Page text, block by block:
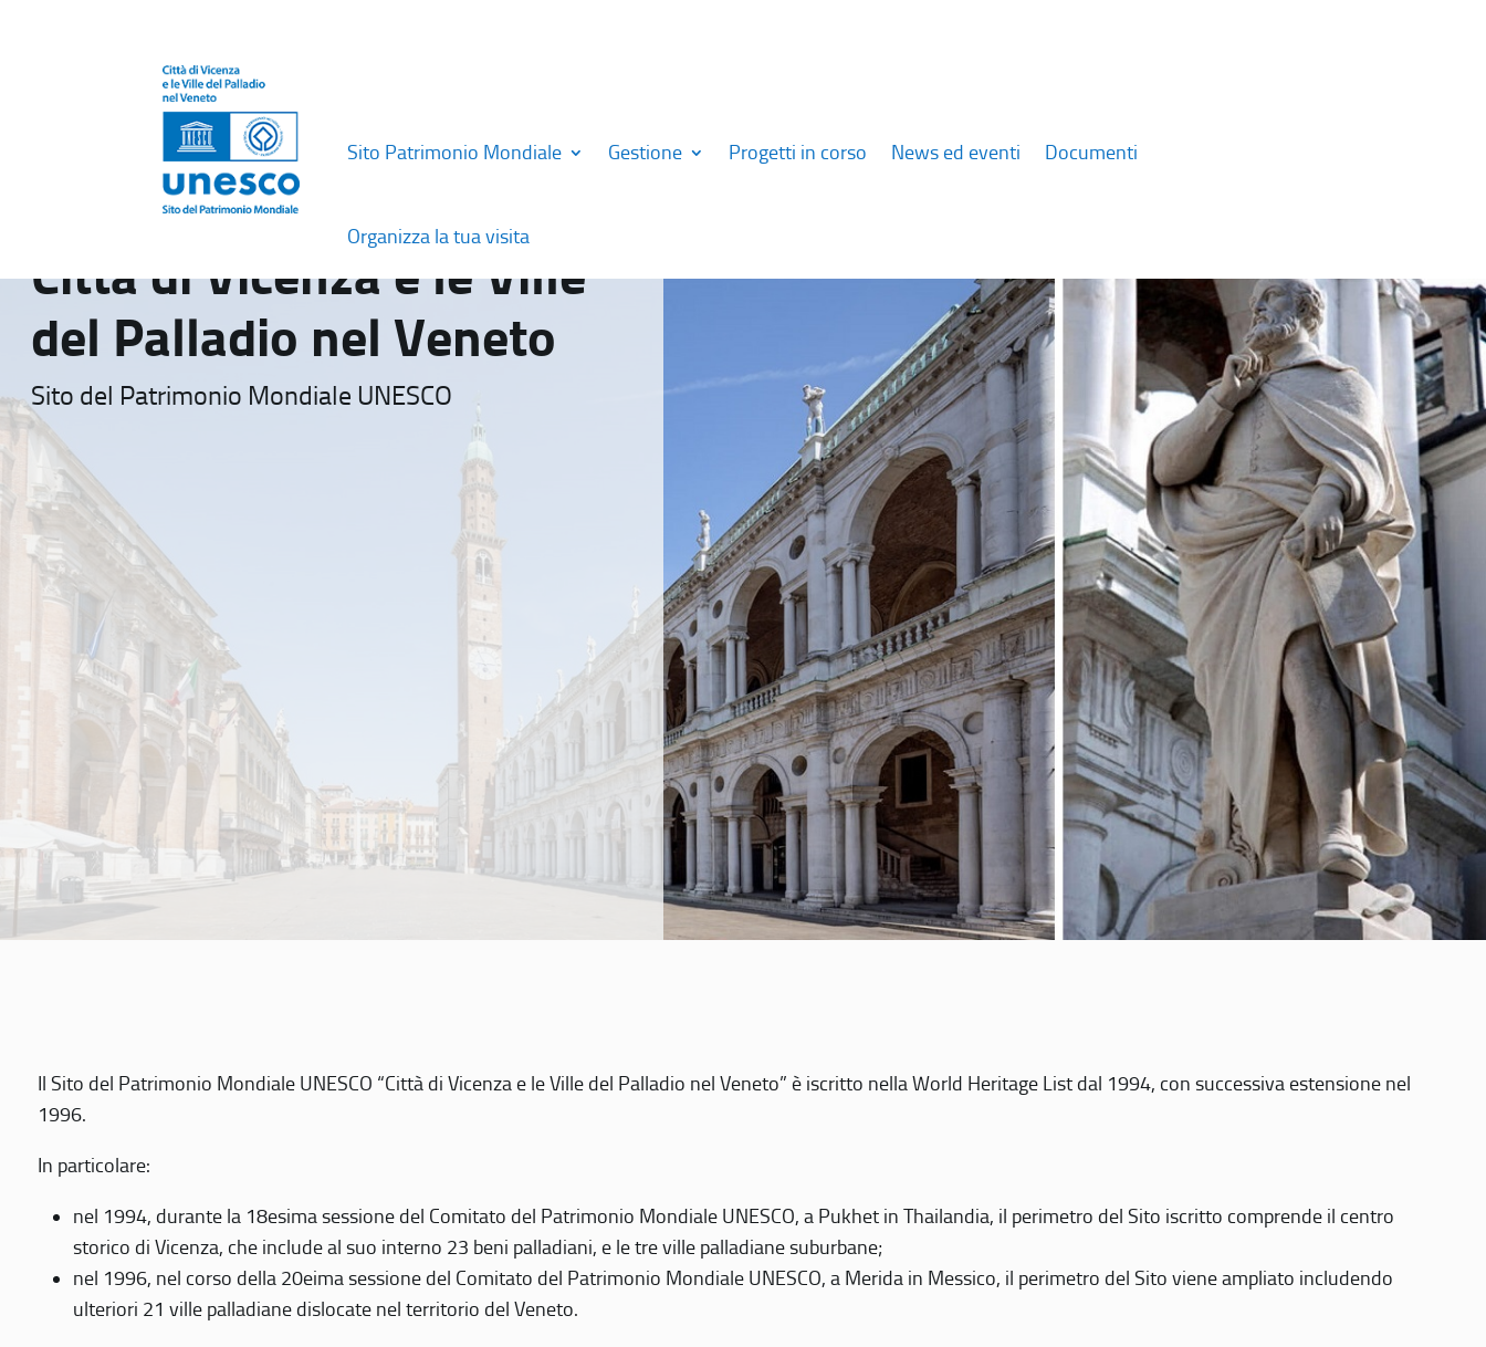
Sito Patrimonio Mondiale Gestione Progetti in corso News ed eventi Documenti
Organizza la tua visita
Città di Vicenza e le Ville
del Palladio nel Veneto
Sito del Patrimonio Mondiale UNESCO
Il Sito del Patrimonio Mondiale UNESCO “Città di Vicenza e le Ville del Palladio nel Veneto” è iscritto nella World Heritage List dal 1994, con successiva estensione nel
1996.
In particolare:
nel 1994, durante la 18esima sessione del Comitato del Patrimonio Mondiale UNESCO, a Pukhet in Thailandia, il perimetro del Sito iscritto comprende il centro
storico di Vicenza, che include al suo interno 23 beni palladiani, e le tre ville palladiane suburbane;
nel 1996, nel corso della 20eima sessione del Comitato del Patrimonio Mondiale UNESCO, a Merida in Messico, il perimetro del Sito viene ampliato includendo
ulteriori 21 ville palladiane dislocate nel territorio del Veneto.